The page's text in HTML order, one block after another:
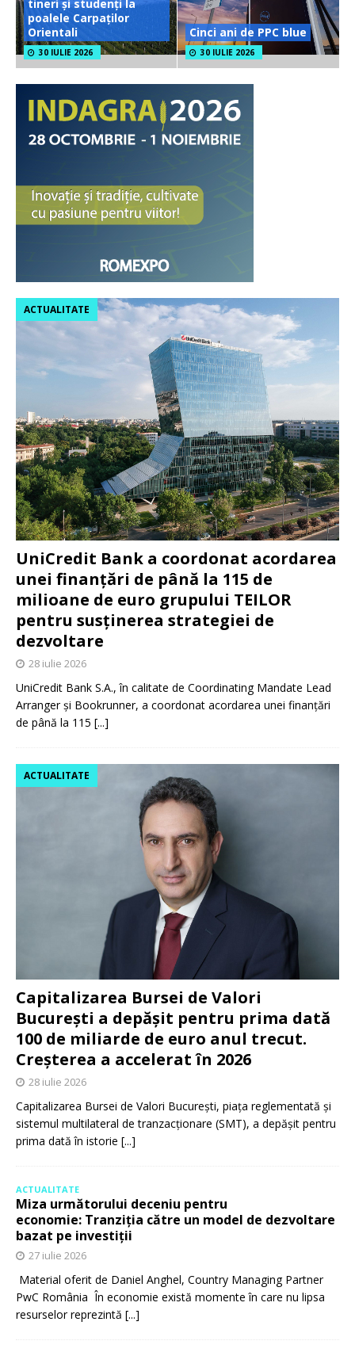
tineri și studenți la
poalele Carpaților
Orientali
30 IULIE 2026
Cinci ani de PPC blue
30 IULIE 2026
UniCredit Bank a coordonat acordarea
unei finanțări de până la 115 de
milioane de euro grupului TEILOR
pentru susținerea strategiei de
dezvoltare
ACTUALITATE
28 iulie 2026
UniCredit Bank S.A., în calitate de Coordinating Mandate Lead
Arranger și Bookrunner, a coordonat acordarea unei finanțări
de până la 115 [...]
Capitalizarea Bursei de Valori
București a depășit pentru prima dată
100 de miliarde de euro anul trecut.
Creșterea a accelerat în 2026
ACTUALITATE
28 iulie 2026
Capitalizarea Bursei de Valori București, piața reglementată și
sistemul multilateral de tranzacționare (SMT), a depășit pentru
prima dată în istorie [...]
ACTUALITATE
Miza următorului deceniu pentru
economie: Tranziția către un model de dezvoltare
bazat pe investiții
27 iulie 2026
Material oferit de Daniel Anghel, Country Managing Partner
PwC România În economie există momente în care nu lipsa
resurselor reprezintă [...]